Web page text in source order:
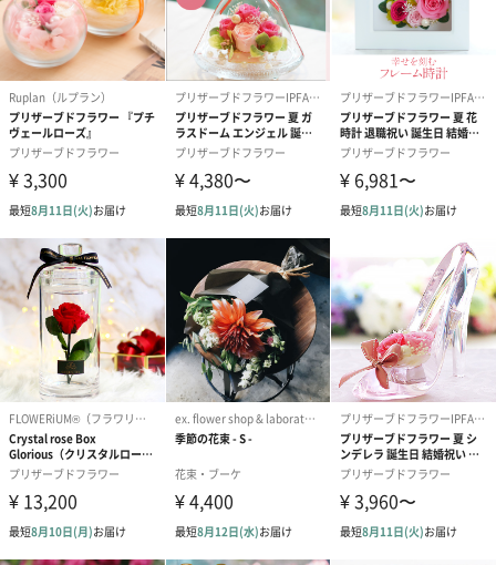
愛らしいぬいぐるみを同梱してお届けします。
誕生日・記念日・出産祝いなどのシーンにおすすめです。
フラワーテディベア
（2,390円）
テディベア（バニラ）
（1,760円）
テディベア（
ル）（1,760
紅茶・コーヒー・スイーツ
紅茶・コーヒー・スイーツを同梱してお届けいたします。ギフト
への＋αにおすすめです。